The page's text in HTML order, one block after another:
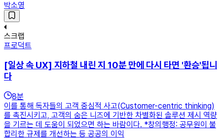
박소영
스크랩
프로덕트
[일상 속 UX] 지하철 내린 지 10분 만에 다시 타면 '환승'됩니
다
8분
이를 통해 독자들의 고객 중심적 사고(Customer-centric thinking)
를 촉진시키고, 고객의 숨은 니즈에 기반한 차별화된 솔루션 제시 역량
을 기르는 데 도움이 되었으면 하는 바람이다. *창의행정: 공무원이 불
합리한 규제를 개선하는 등 공공의 이익